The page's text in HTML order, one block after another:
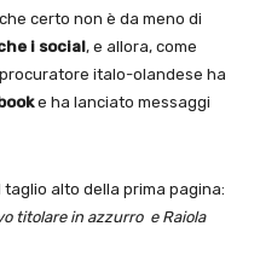
certo non è da meno di
i social, e allora, ​come
italo-olandese ha
e ha lanciato messaggi
taglio alto della prima pagina:
titolare in azzurro e Raiola